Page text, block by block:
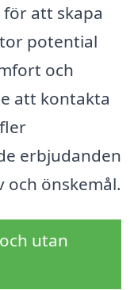
att skapa
potential
och
att kontakta
erbjudanden
och önskemål.
utan